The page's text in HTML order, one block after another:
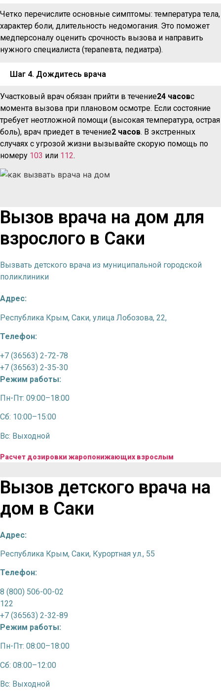
Четко перечислите основные симптомы: температура тела,
характер боли, длительность недомогания. Это поможет
медперсоналу оценить срочность вызова и направить
нужного специалиста (терапевта, педиатра).
Шаг 4. Дождитесь врача
Участковый врач обязан прийти в течение24 часовс
момента вызова при плановом осмотре. Если состояние
требует неотложной помощи (высокая температура, острая
боль), врач приедет в течение2 часов. В экстренных
случаях с угрозой жизни вызывайте скорую помощь по
номеру 103 или 112.
Вызов врача на дом для
взрослого в Саки
Вызвать детского врача из муниципальной городской
поликлиники
Адрес:
Республика Крым, Саки, улица Лобозова, 22,
Телефон:
+7 (36563) 2-72-78
+7 (36563) 2-35-30
Режим работы:
Пн-Пт: 09:00–18:00
Сб: 10:00–15:00
Вс: Выходной
Расчет дозировки жаропонижающих взрослым
Вызов детского врача на
дом в Саки
Адрес:
Республика Крым, Саки, Курортная ул., 55
Телефон:
8 (800) 506-00-02
122
+7 (36563) 2-32-89
Режим работы:
Пн-Пт: 08:00–18:00
Сб: 08:00–12:00
Вс: Выходной